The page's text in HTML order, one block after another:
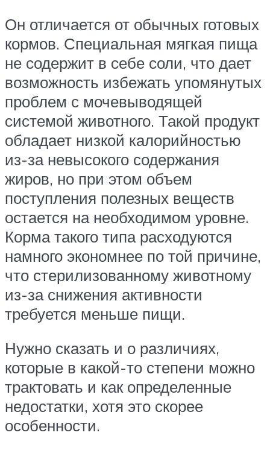
Он отличается от обычных готовых
кормов. Специальная мягкая пища
не содержит в себе соли, что дает
возможность избежать упомянутых
проблем с мочевыводящей
системой животного. Такой продукт
обладает низкой калорийностью
из-за невысокого содержания
жиров, но при этом объем
поступления полезных веществ
остается на необходимом уровне.
Корма такого типа расходуются
намного экономнее по той причине,
что стерилизованному животному
из-за снижения активности
требуется меньше пищи.
Нужно сказать и о различиях,
которые в какой-то степени можно
трактовать и как определенные
недостатки, хотя это скорее
особенности.